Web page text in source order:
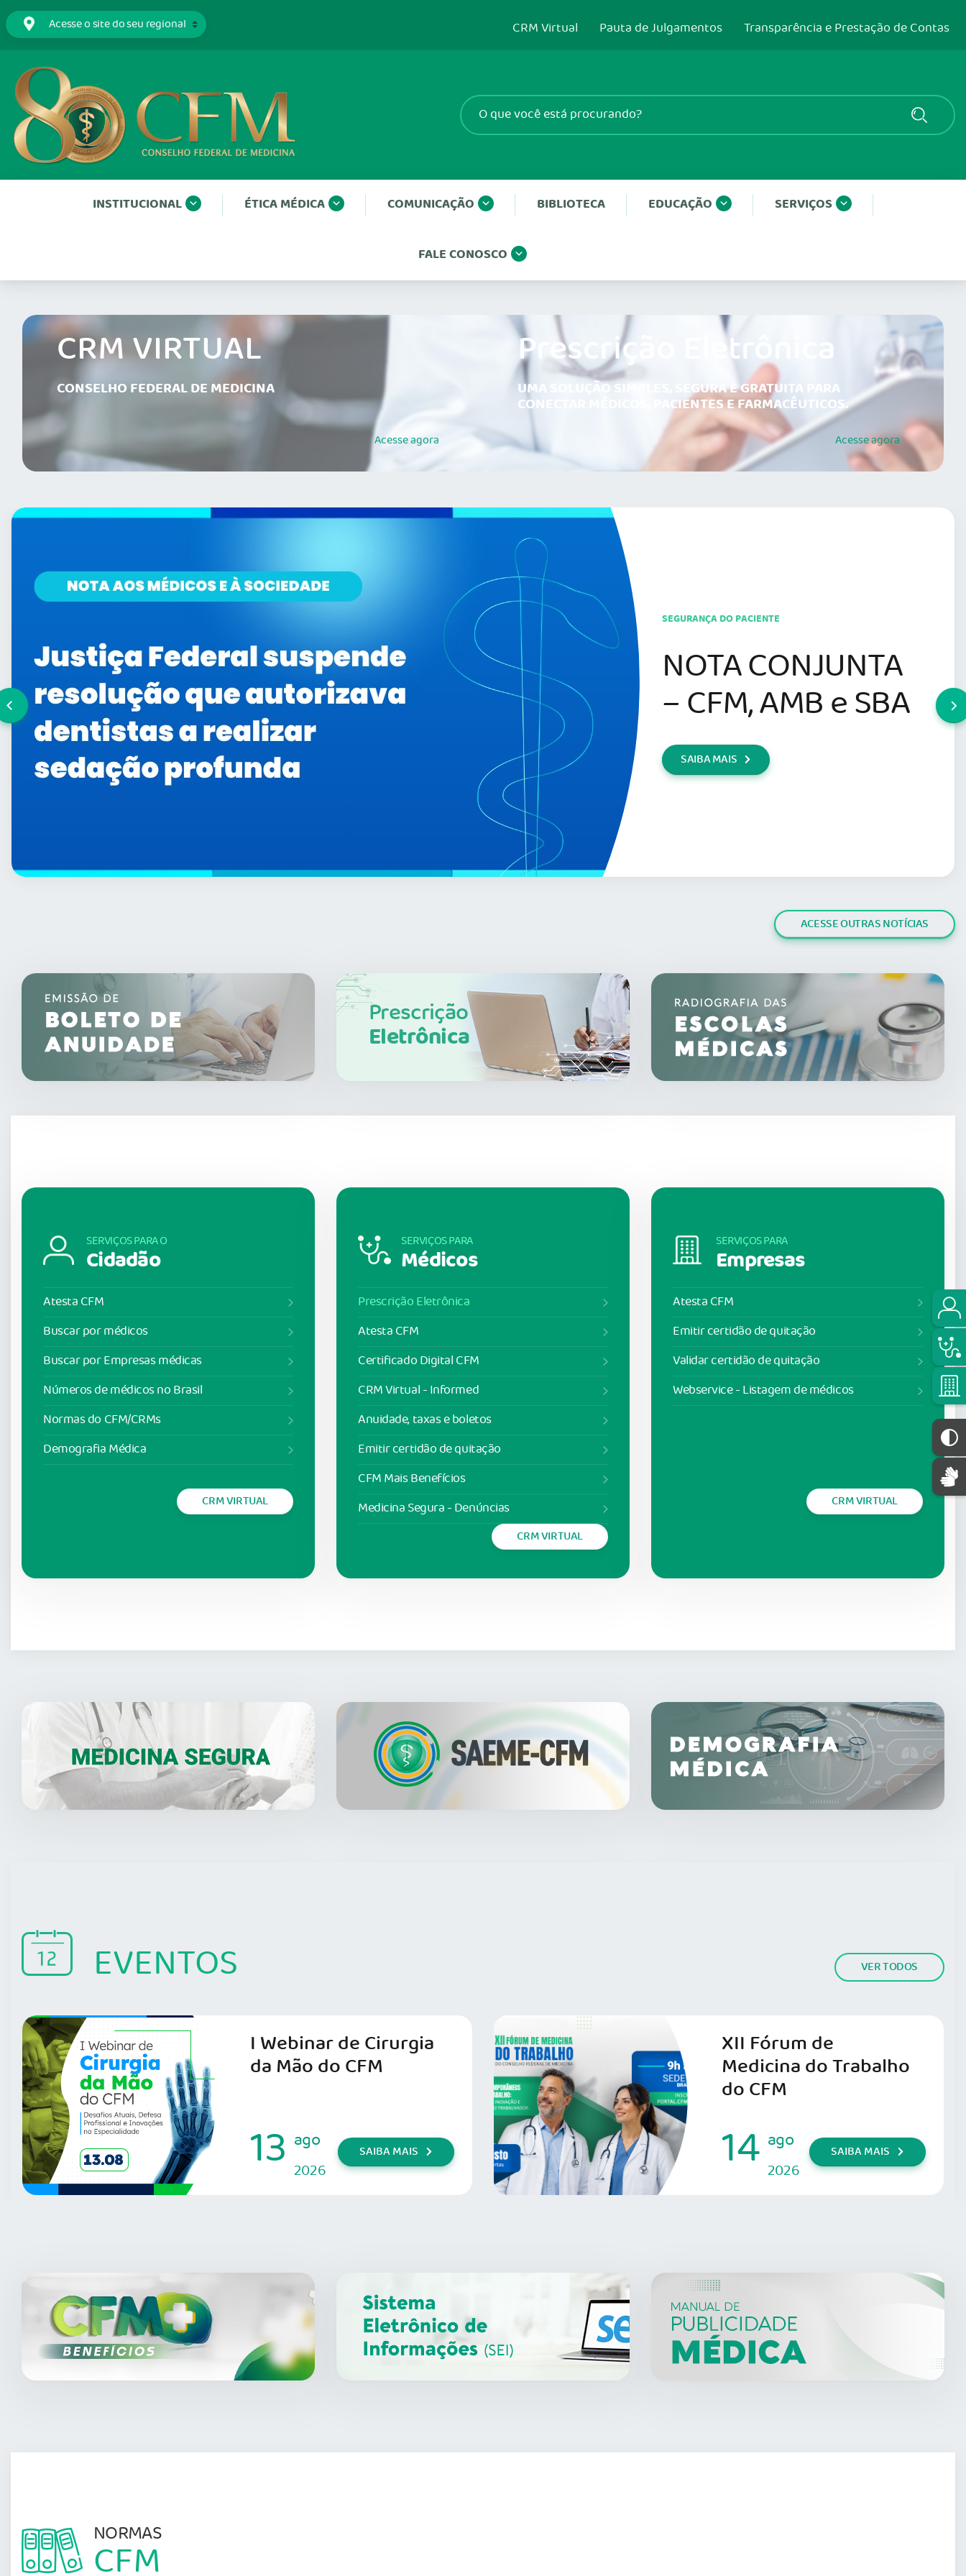
CRM Virtual Pauta de Julgamentos Transparência e Prestação de Contas
INSTITUCIONAL ÉTICA MÉDICA COMUNICAÇÃO BIBLIOTECA EDUCAÇÃO SERVIÇOS
FALE CONOSCO
CRM VIRTUAL
CONSELHO FEDERAL DE MEDICINA
Acesseagora
Prescrição Eletrônica
UMA SOLUÇÃO SIMPLES, SEGURA E GRATUITA PARA
CONECTAR MÉDICOS, PACIENTES E FARMACÊUTICOS.
Acesseagora
SEGURANÇA DO PACIENTE
NOTA CONJUNTA
– CFM, AMB e SBA
SAIBA MAIS
ACESSE OUTRAS NOTÍCIAS
Prescrição
Eletrônica
SERVIÇOS PARA O
Cidadão
Atesta CFM
Buscar por médicos
Buscar por Empresas médicas
Números de médicos no Brasil
Normas do CFM/CRMs
Demografia Médica
CRM VIRTUAL
SERVIÇOS PARA
Médicos
Prescrição Eletrônica
Atesta CFM
Certificado Digital CFM
CRM Virtual - Informed
Anuidade, taxas e boletos
Emitir certidão de quitação
CFM Mais Benefícios
Medicina Segura - Denúncias
CRM VIRTUAL
SERVIÇOS PARA
Empresas
Atesta CFM
Emitir certidão de quitação
Validar certidão de quitação
Webservice - Listagem de médicos
CRM VIRTUAL
EVENTOS VER TODOS
I Webinar de Cirurgia
da Mão do CFM
13 ago
2026
SAIBA MAIS
XII Fórum de
Medicina do Trabalho
do CFM
14 ago
2026
SAIBA MAIS
NORMAS
CFM